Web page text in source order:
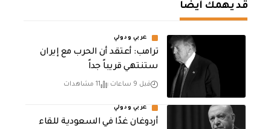
قد يهمك أيضا
عربي ودولي
‏ترامب: أعتقد أن الحرب مع إيران
ستنتهي قريباً جداً
قبل 9 ساعات 11 مشاهدات
عربي ودولي
أردوغان غدًا في السعودية للقاء